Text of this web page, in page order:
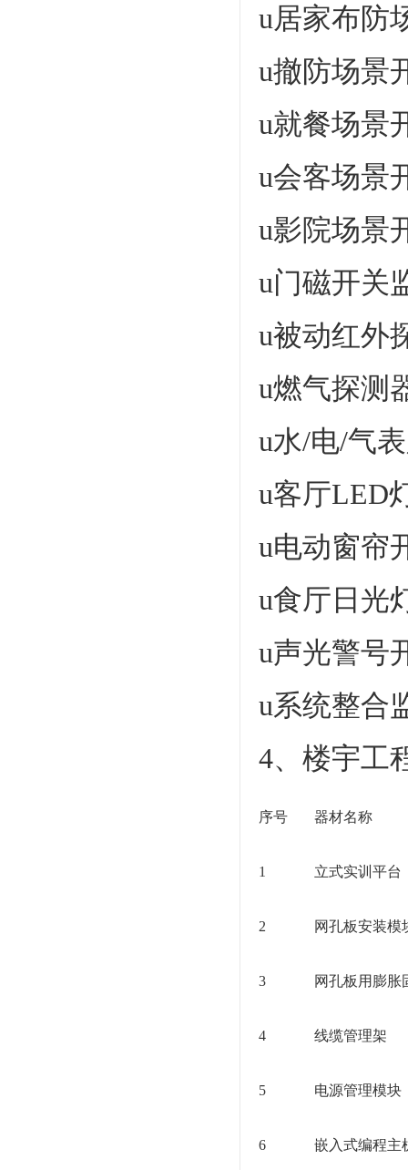
u居家布防
u撤防场景
u就餐场景
u会客场景
u影院场景
u门磁开关
u被动红外
u燃气探测
u水/电/气
u客厅LED
u电动窗帘
u食厅日光
u声光警号
u系统整合
4、楼宇工
序号 器材名称
1 立式实训平台
2 网孔板安装模
3 网孔板用膨胀
4 线缆管理架
5 电源管理模块
6 嵌入式编程主